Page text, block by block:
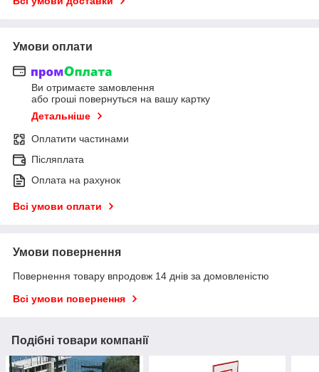
Умови оплати
Ви отримаєте замовлення
або гроші повернуться на вашу картку
Детальніше
Оплатити частинами
Післяплата
Оплата на рахунок
Всі умови оплати
Умови повернення
Повернення товару впродовж 14 днів за домовленістю
Всі умови повернення
Подібні товари компанії